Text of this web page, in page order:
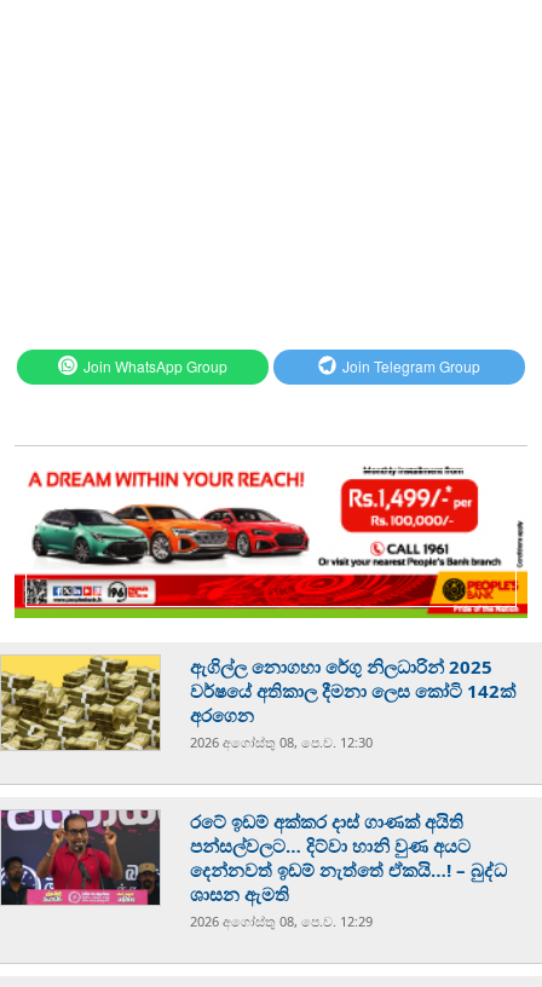
Join WhatsApp Group Join Telegram Group
ඇගිල්ල නොගහා රේගු නිලධාරින් 2025
වර්ෂයේ අතිකාල දීමනා ලෙස කෝටි 142ක්
අරගෙන
2026 අගෝස්‍තු 08, පෙ.ව. 12:30
රටේ ඉඩම් අක්කර දාස් ගාණක් අයිති
පන්සල්වලට… දිට්වා හානි වුණ අයට
දෙන්නවත් ඉඩම් නැත්තේ ඒකයි…! – බුද්ධ
ශාසන ඇමති
2026 අගෝස්‍තු 08, පෙ.ව. 12:29